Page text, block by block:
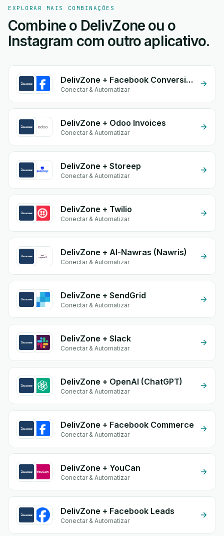
EXPLORAR MAIS COMBINAÇÕES
Combine o DelivZone ou o
Instagram com outro aplicativo.
DelivZone + Facebook Conversion API (CAPI)
Conectar & Automatizar
DelivZone + Odoo Invoices
Conectar & Automatizar
DelivZone + Storeep
Conectar & Automatizar
DelivZone + Twilio
Conectar & Automatizar
DelivZone + Al-Nawras (Nawris)
Conectar & Automatizar
DelivZone + SendGrid
Conectar & Automatizar
DelivZone + Slack
Conectar & Automatizar
DelivZone + OpenAI (ChatGPT)
Conectar & Automatizar
DelivZone + Facebook Commerce
Conectar & Automatizar
DelivZone + YouCan
Conectar & Automatizar
DelivZone + Facebook Leads
Conectar & Automatizar